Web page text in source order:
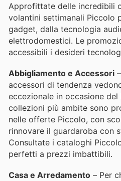
Approfittate delle incredibili
volantini settimanali Piccolo
gadget, dalla tecnologia
elettrodomestici. Le
accessibili i desideri
Abbigliamento e Accessori
accessori di tendenza
eccezionale in occasione del
collezioni più ambite sono
nelle offerte Piccolo, con
rinnovare il guardaroba con
Consultate i cataloghi
perfetti a prezzi imbattibili.
Casa e Arredamento – Per